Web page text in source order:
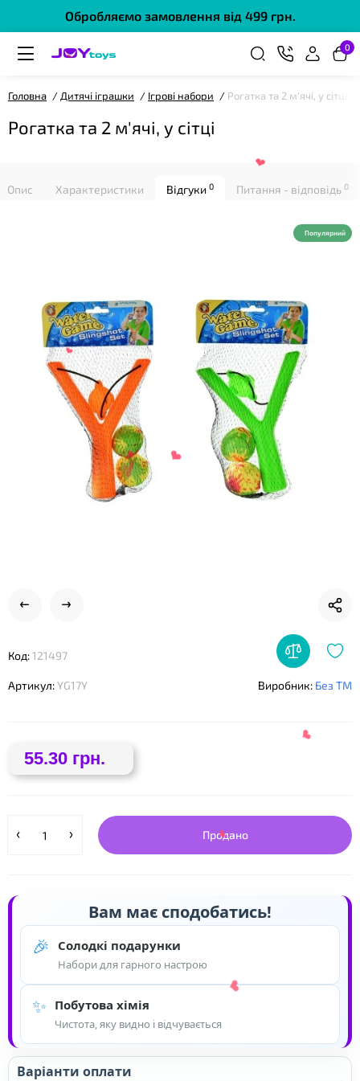
Обробляємо замовлення від 499 грн.
0
Головна Дитячі іграшки Ігрові набори Рогатка та 2 м'ячі, у сітці
Рогатка та 2 м'ячі, у сітці
Опис Характеристики Відгуки 0 Питання - відповідь 0
Популярний
Код:121497
Артикул:YG17Y Виробник: Без ТМ
55.30 грн.
Продано
Вам має сподобатись!
🎉 Солодкі подарунки
Набори для гарного настрою
✨ Побутова хімія
Чистота, яку видно і відчувається
Варіанти оплати
❤
❤
❤